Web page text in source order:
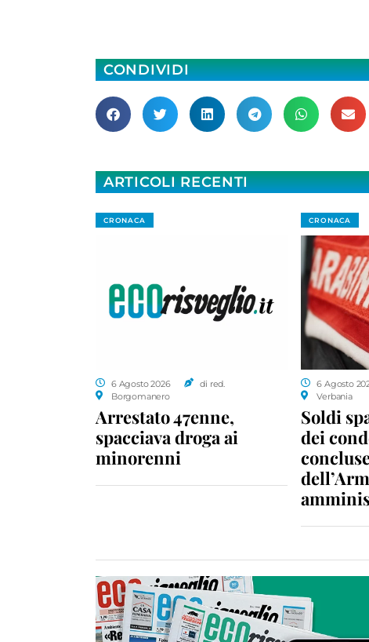
CONDIVIDI
ARTICOLI RECENTI
CRONACA
6 Agosto 2026
di red.
Borgomanero
Arrestato 47enne,
spacciava droga ai
minorenni
CRONACA
6 Agosto
Verbania
Soldi
dei